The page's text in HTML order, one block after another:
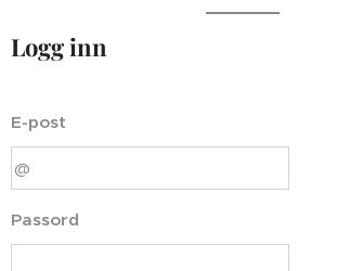
Logg inn
E-post
Passord